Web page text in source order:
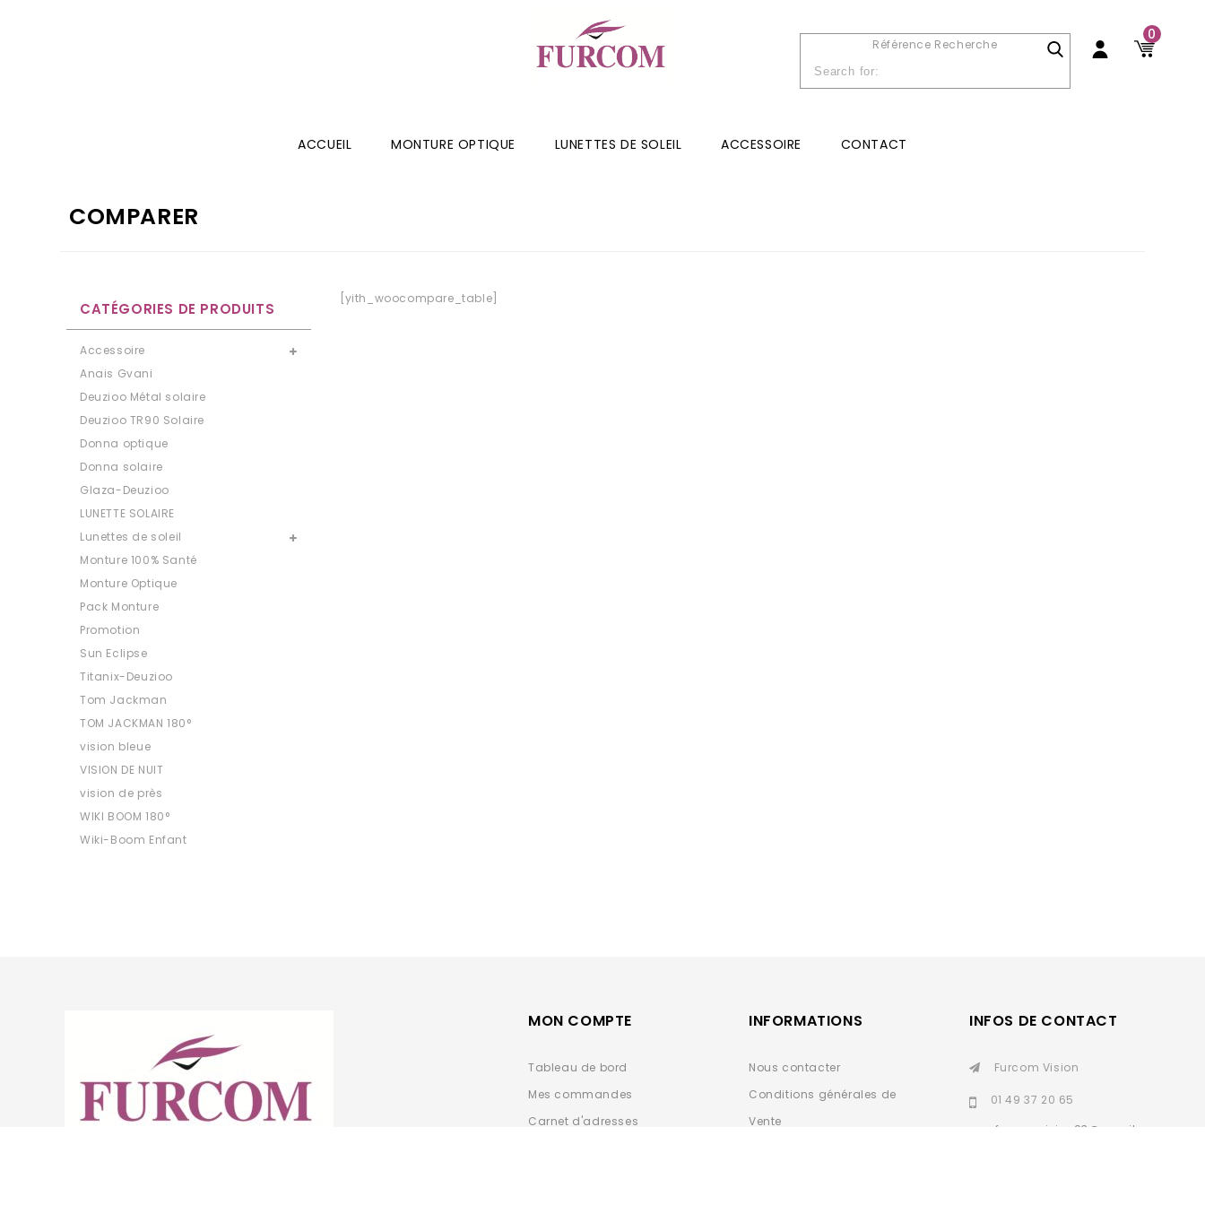
0
Référence Recherche
ACCUEIL MONTURE OPTIQUE LUNETTES DE SOLEIL ACCESSOIRE CONTACT
COMPARER
[yith_woocompare_table]
CATÉGORIES DE PRODUITS
Accessoire
Anais Gvani
Deuzioo Métal solaire
Deuzioo TR90 Solaire
Donna optique
Donna solaire
Glaza-Deuzioo
LUNETTE SOLAIRE
Lunettes de soleil
Monture 100% Santé
Monture Optique
Pack Monture
Promotion
Sun Eclipse
Titanix-Deuzioo
Tom Jackman
TOM JACKMAN 180°
vision bleue
VISION DE NUIT
vision de près
WIKI BOOM 180°
Wiki-Boom Enfant
MON COMPTE
Tableau de bord
Mes commandes
Carnet d'adresses
INFORMATIONS
Nous contacter
Conditions générales de
Vente
INFOS DE CONTACT
Furcom Vision
01 49 37 20 65
furcomvision93@gmail.